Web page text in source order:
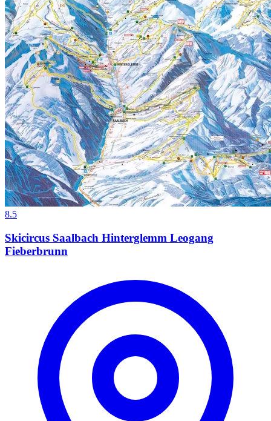
8.5
Skicircus Saalbach Hinterglemm Leogang
Fieberbrunn